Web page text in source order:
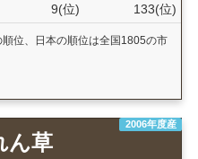
9(位) 133(位)
位、日本の順位は全国1805の市
2006年度産
ん草